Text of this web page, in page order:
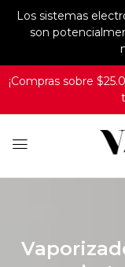
Los sistemas
son
¡Compras sobre